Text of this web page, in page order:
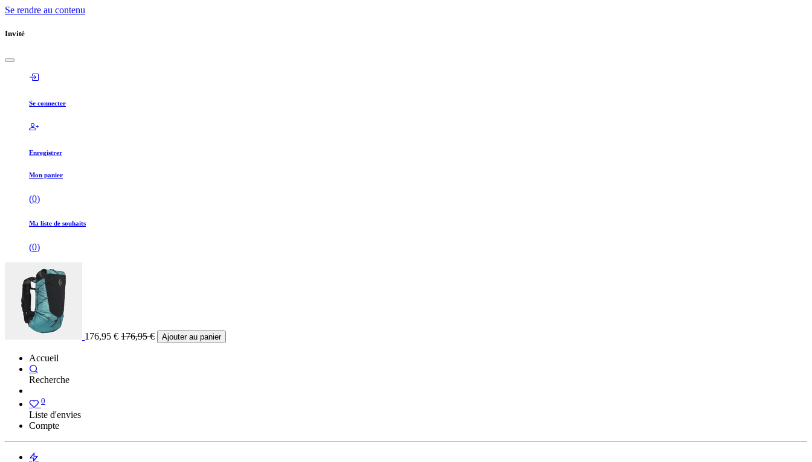
Se rendre au contenu
Invité
Se connecter
Enregistrer
Mon panier
(0)
Ma liste de souhaits
(0)
176,95 € 176,95€ Ajouter au panier
Accueil
Recherche
0
Liste d'envies
Compte